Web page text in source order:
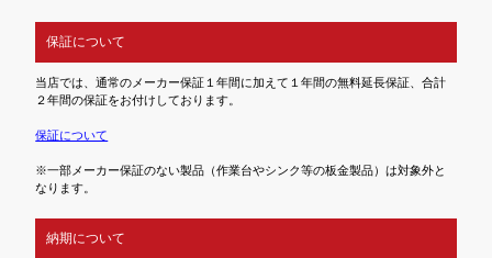
保証について
当店では、通常のメーカー保証１年間に加えて１年間の無料延長保証、合計
２年間の保証をお付けしております。
保証について
※一部メーカー保証のない製品（作業台やシンク等の板金製品）は対象外と
なります。
納期について